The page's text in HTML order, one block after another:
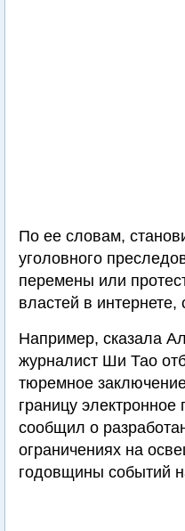
По ее словам,
уголовного
перемены или
властей в интернете,
Например, сказала
журналист Ши Тао
тюремное
границу электронное
сообщил о
ограничениях на
годовщины событий